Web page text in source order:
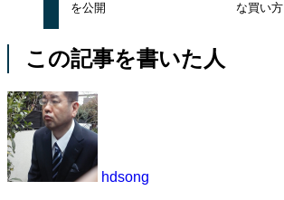
を公開
な買い方
この記事を書いた人
hdsong